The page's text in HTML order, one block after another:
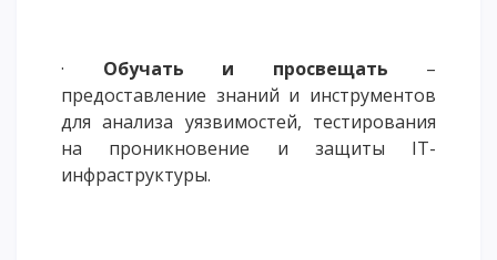
· Обучать и просвещать –
предоставление знаний и инструментов
для анализа уязвимостей, тестирования
на проникновение и защиты IT-
инфраструктуры.